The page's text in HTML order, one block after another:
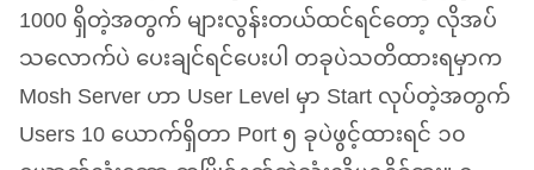
1000 ရှိတဲ့အတွက် များလွန်းတယ်ထင်ရင်တော့ လိုအပ်
သလောက်ပဲ ပေးချင်ရင်ပေးပါ တခုပဲသတိထားရမှာက
Mosh Server ဟာ User Level မှာ Start လုပ်တဲ့အတွက်
Users 10 ယောက်ရှိတာ Port ၅ ခုပဲဖွင့်ထားရင် ၁၀